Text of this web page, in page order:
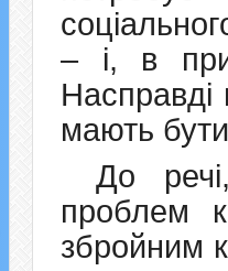
– і, в
Насправді
мають
До
проблем
збройним